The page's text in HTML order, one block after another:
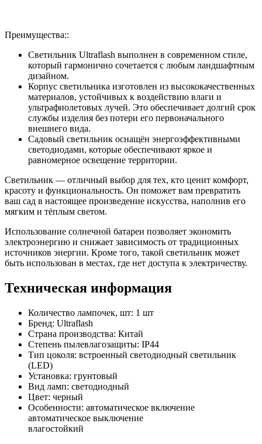
Преимущества::
Светильник Ultraflash выполнен в современном стиле,
который гармонично сочетается с любым ландшафтным
дизайном.
Корпус светильника изготовлен из высококачественных
материалов, устойчивых к воздействию влаги и
ультрафиолетовых лучей. Это обеспечивает долгий срок
службы изделия без потери его первоначального
внешнего вида.
Садовый светильник оснащён энергоэффективными
светодиодами, которые обеспечивают яркое и
равномерное освещение территории.
Светильник — отличный выбор для тех, кто ценит комфорт,
красоту и функциональность. Он поможет вам превратить
ваш сад в настоящее произведение искусства, наполнив его
мягким и тёплым светом.
Использование солнечной батареи позволяет экономить
электроэнергию и снижает зависимость от традиционных
источников энергии. Кроме того, такой светильник может
быть использован в местах, где нет доступа к электричеству.
Техническая информация
Количество лампочек, шт: 1 шт
Бренд: Ultraflash
Страна производства: Китай
Степень пылевлагозащиты: IP44
Тип цоколя: встроенный светодиодный светильник
(LED)
Установка: грунтовый
Вид ламп: светодиодный
Цвет: черный
Особенности: автоматическое включение
автоматическое выключение
влагостойкий